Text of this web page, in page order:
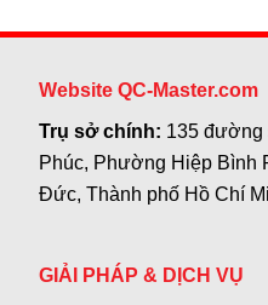
Website QC-Master.com
Trụ sở chính: 135 đường
Phúc, Phường Hiệp Bình
Đức, Thành phố Hồ Chí
GIẢI PHÁP & DỊCH VỤ